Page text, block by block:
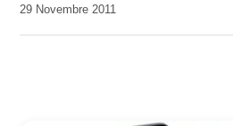
da
29 Novembre 2011